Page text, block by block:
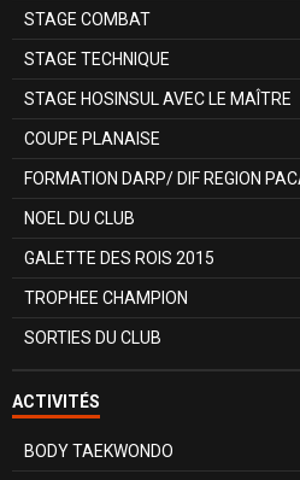
STAGE COMBAT
STAGE TECHNIQUE
STAGE HOSINSUL AVEC LE MAÎTRE
COUPE PLANAISE
FORMATION DARP/ DIF REGION
NOEL DU CLUB
GALETTE DES ROIS 2015
TROPHEE CHAMPION
SORTIES DU CLUB
ACTIVITÉS
BODY TAEKWONDO